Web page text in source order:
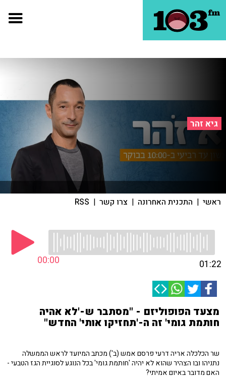
גיא זהר
ראשי | התכנית האחרונה | צרו קשר |
RSS
00:00 01:22
מצעד הפופוליזם - "מסתבר ש-'לא אהיה
חותמת גומי' זה ה-'תחזיקו אותי' החדש"
שר הכלכלה אריה דרעי פרסם אמש (ב') מכתב המיועד לראש הממשלה
נתניהו ובו הצהיר שהוא לא יהיה 'חותמת גומי' בכל הנוגע לסוגיית הגז הטבעי -
האם מדובר באיום אמיתי?